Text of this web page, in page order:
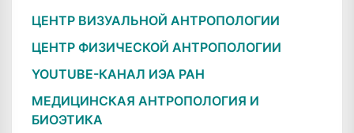
ЦЕНТР ВИЗУАЛЬНОЙ АНТРОПОЛОГИИ
ЦЕНТР ФИЗИЧЕСКОЙ АНТРОПОЛОГИИ
YOUTUBE-КАНАЛ ИЭА РАН
МЕДИЦИНСКАЯ АНТРОПОЛОГИЯ И
БИОЭТИКА